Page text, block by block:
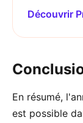
Découvrir
En résumé,
est possible